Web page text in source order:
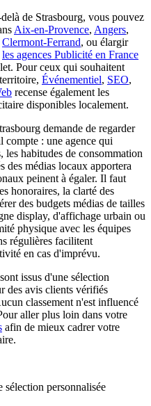
de Strasbourg, vous pouvez
Aix-en-Provence, Angers,
Clermont-Ferrand, ou élargir
les agences Publicité en France
Pour ceux qui souhaitent
Événementiel, SEO,
recense également les
disponibles localement.
demande de regarder
: une agence qui
les habitudes de consommation
des médias locaux apportera
peinent à égaler. Il faut
honoraires, la clarté des
des budgets médias de tailles
display, d'affichage urbain ou
physique avec les équipes
régulières facilitent
en cas d'imprévu.
issus d'une sélection
des avis clients vérifiés
classement n'est influencé
aller plus loin dans votre
afin de mieux cadrer votre
personnalisée